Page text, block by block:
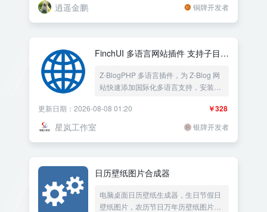
逍遥金鹏 铜牌开发者
FinchUI 多语言网站插件 支持子目录
出海必备
Z-BlogPHP 多语言插件，为 Z-Blog 网
站快速添加国际化多语言支持，安装启
语言子目录访问或独立访问网址（包含
二级域名）绑定，独立访问网址可以是
二级域名、独立域名或完整 URL，只要
翻译接口自动翻译正文并缓存，中文简
写、html lang 注入等 SEO 特性开箱即
用，同时提供汇率换算功能，适合企业
￥328
更新日期：2026-08-08 01:20
星岚工作室 银牌开发者
日历壁纸图片合成器
电脑桌面日历壁纸生成器，生日节假日
壁纸图片，农历节日万年历壁纸图片，